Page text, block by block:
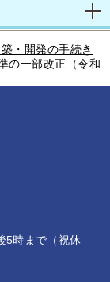
・開発の手続き
の一部改正（令和
5時まで（祝休